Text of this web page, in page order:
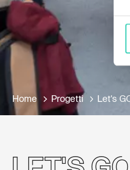
Home Progetti Let's